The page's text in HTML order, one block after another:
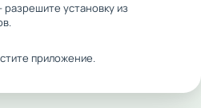
установку из
приложение.